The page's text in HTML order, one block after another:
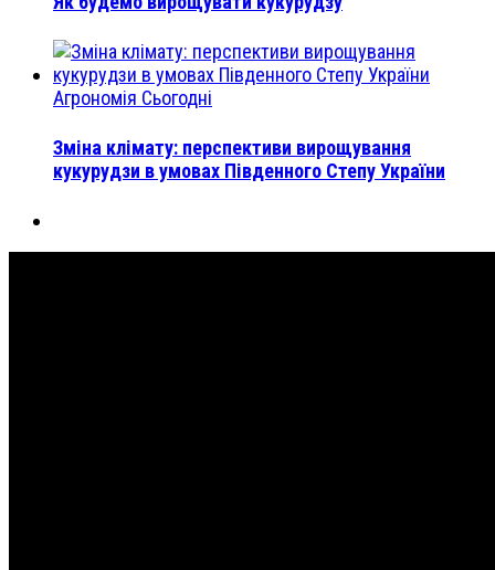
Агрономія Сьогодні
Зміна клімату: перспективи вирощування
кукурудзи в умовах Південного Степу України